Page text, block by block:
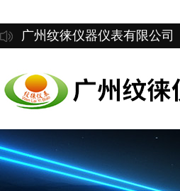
广州纹徕仪器仪表有限公司